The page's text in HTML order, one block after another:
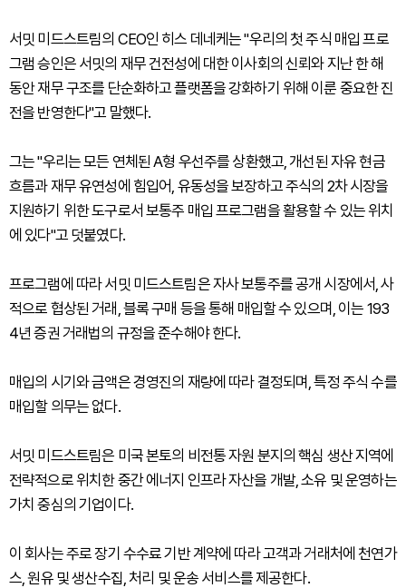
서밋 미드스트림의 CEO인 히스 데네케는 "우리의 첫 주식 매입 프로
그램 승인은 서밋의 재무 건전성에 대한 이사회의 신뢰와 지난 한 해
동안 재무 구조를 단순화하고 플랫폼을 강화하기 위해 이룬 중요한 진
전을 반영한다"고 말했다.
그는 "우리는 모든 연체된 A형 우선주를 상환했고, 개선된 자유 현금
흐름과 재무 유연성에 힘입어, 유동성을 보장하고 주식의 2차 시장을
지원하기 위한 도구로서 보통주 매입 프로그램을 활용할 수 있는 위치
에 있다"고 덧붙였다.
프로그램에 따라 서밋 미드스트림은 자사 보통주를 공개 시장에서, 사
적으로 협상된 거래, 블록 구매 등을 통해 매입할 수 있으며, 이는 193
4년 증권 거래법의 규정을 준수해야 한다.
매입의 시기와 금액은 경영진의 재량에 따라 결정되며, 특정 주식 수를
매입할 의무는 없다.
서밋 미드스트림은 미국 본토의 비전통 자원 분지의 핵심 생산 지역에
전략적으로 위치한 중간 에너지 인프라 자산을 개발, 소유 및 운영하는
가치 중심의 기업이다.
이 회사는 주로 장기 수수료 기반 계약에 따라 고객과 거래처에 천연가
스, 원유 및 생산수집, 처리 및 운송 서비스를 제공한다.